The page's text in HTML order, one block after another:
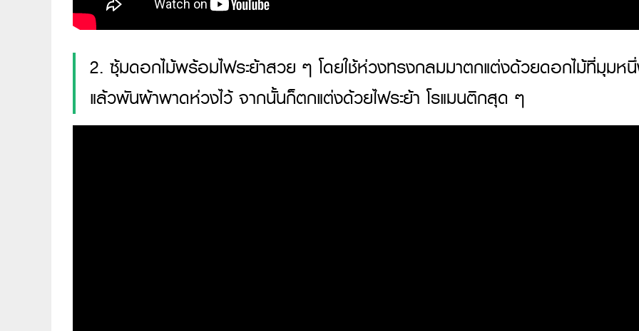
2. ซุ้มดอกไม้พร้อมไฟระย้าสวย ๆ โดยใช้ห่วงทรงกลมมาตกแต่งด้วยดอกไม้ที่มุมห
แล้วพันผ้าพาดห่วงไว้ จากนั้นก็ตกแต่งด้วยไฟระย้า โรแมนติกสุด ๆ